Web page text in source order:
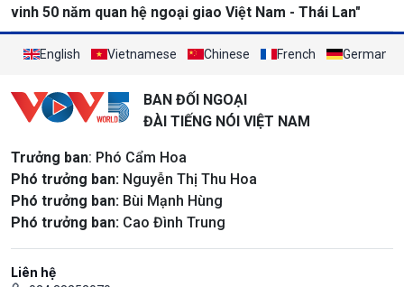
vinh 50 năm quan hệ ngoại giao Việt Nam - Thái Lan"
English Vietnamese Chinese French German
BAN ĐỐI NGOẠI
ĐÀI TIẾNG NÓI VIỆT NAM
Trưởng ban: Phó Cẩm Hoa
Phó trưởng ban: Nguyễn Thị Thu Hoa
Phó trưởng ban: Bùi Mạnh Hùng
Phó trưởng ban: Cao Đình Trung
Liên hệ